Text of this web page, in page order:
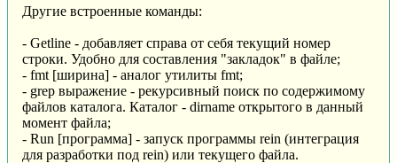
Другие встроенные команды:
- Getline - добавляет справа от себя текущий номер
строки. Удобно для составления "закладок" в файле;
- fmt [ширина] - аналог утилиты fmt;
- grep выражение - рекурсивный поиск по содержимому
файлов каталога. Каталог - dirname открытого в данный
момент файла;
- Run [программа] - запуск программы rein (интеграция
для разработки под rein) или текущего файла.